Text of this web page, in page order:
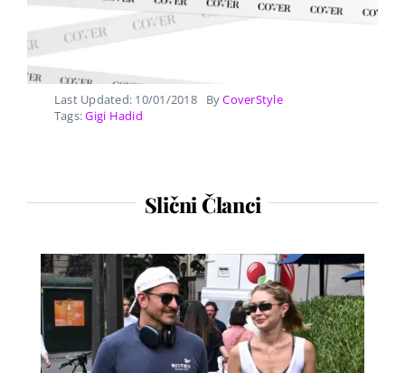
Last Updated: 10/01/2018 ByCoverStyle
Tags:Gigi Hadid
Slični Članci